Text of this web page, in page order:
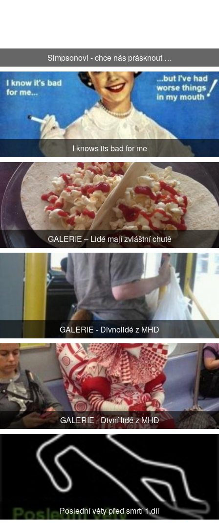
Simpsonovi - chce nás prásknout …
I knows its bad for me
GALERIE – Lidé mají zvláštní chutě
GALERIE - Divnolidé z MHD
GALERIE - Divní lidé z MHD
Poslední věty před smrtí 1.díl